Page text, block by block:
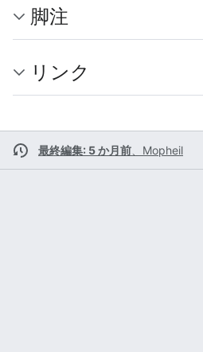
脚注
リンク
最終編集: 5 か月前 Mopheil